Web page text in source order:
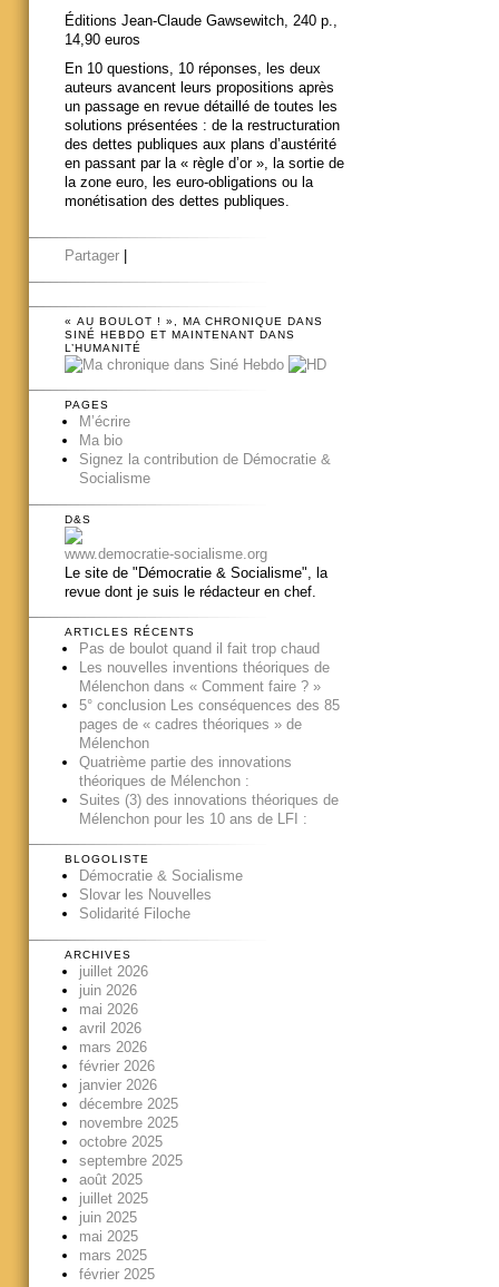
Éditions Jean-Claude Gawsewitch, 240 p.,
14,90 euros
En 10 questions, 10 réponses, les deux
auteurs avancent leurs propositions après
un passage en revue détaillé de toutes les
solutions présentées : de la restructuration
des dettes publiques aux plans d’austérité
en passant par la « règle d’or », la sortie de
la zone euro, les euro-obligations ou la
monétisation des dettes publiques.
Partager
« AU BOULOT ! », MA CHRONIQUE DANS
SINÉ HEBDO ET MAINTENANT DANS
L’HUMANITÉ
PAGES
M’écrire
Ma bio
Signez la contribution de Démocratie &
Socialisme
D&S
www.democratie-socialisme.org
Le site de "Démocratie & Socialisme", la
revue dont je suis le rédacteur en chef.
ARTICLES RÉCENTS
Pas de boulot quand il fait trop chaud
Les nouvelles inventions théoriques de
Mélenchon dans « Comment faire ? »
5° conclusion Les conséquences des 85
pages de « cadres théoriques » de
Mélenchon
Quatrième partie des innovations
théoriques de Mélenchon :
Suites (3) des innovations théoriques de
Mélenchon pour les 10 ans de LFI :
BLOGOLISTE
Démocratie & Socialisme
Slovar les Nouvelles
Solidarité Filoche
ARCHIVES
juillet 2026
juin 2026
mai 2026
avril 2026
mars 2026
février 2026
janvier 2026
décembre 2025
novembre 2025
octobre 2025
septembre 2025
août 2025
juillet 2025
juin 2025
mai 2025
mars 2025
février 2025